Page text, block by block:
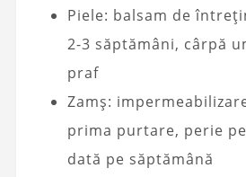
Piele: balsam de
2-3 săptămâni, cârpă
praf
Zamș:
prima purtare, perie
dată pe săptămână